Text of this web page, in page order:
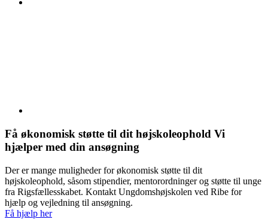
Få økonomisk støtte til dit højskoleophold Vi
hjælper med din ansøgning
Der er mange muligheder for økonomisk støtte til dit
højskoleophold, såsom stipendier, mentorordninger og støtte til unge
fra Rigsfællesskabet. Kontakt Ungdomshøjskolen ved Ribe for
hjælp og vejledning til ansøgning.
Få hjælp her